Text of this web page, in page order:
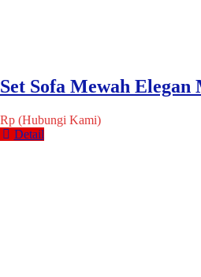
Set Sofa Mewah
Rp (Hubungi Kami)
Detail